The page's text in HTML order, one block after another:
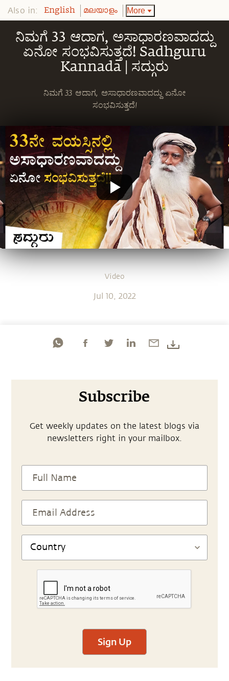
Also in: English മലയാളം More
ನಿಮಗೆ 33 ಆದಾಗ, ಅಸಾಧಾರಣವಾದದ್ದು
ಏನೋ ಸಂಭವಿಸುತ್ತದೆ! Sadhguru
Kannada | ಸದ್ಗುರು
ನಿಮಗೆ 33 ಆದಾಗ, ಅಸಾಧಾರಣವಾದದ್ದು ಏನೋ
ಸಂಭವಿಸುತ್ತದೆ!
Video
Jul 10, 2022
Subscribe
Get weekly updates on the latest blogs via
newsletters right in your mailbox.
Sign Up